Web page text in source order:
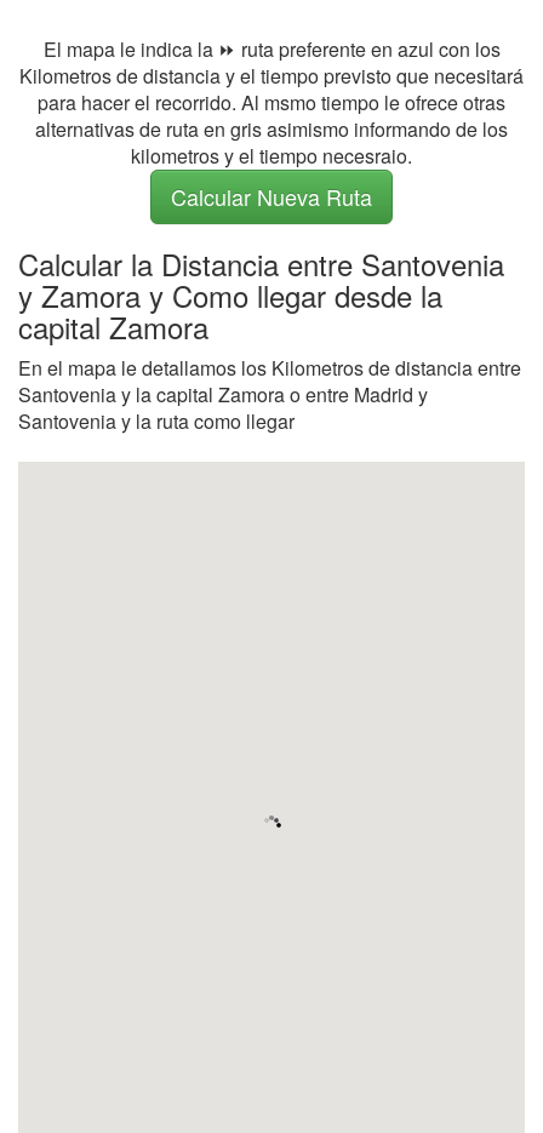
El mapa le indica la ⏩ ruta preferente en azul con los
Kilometros de distancia y el tiempo previsto que necesitará
para hacer el recorrido. Al msmo tiempo le ofrece otras
alternativas de ruta en gris asimismo informando de los
kilometros y el tiempo necesraio.
Calcular Nueva Ruta
Calcular la Distancia entre Santovenia
y Zamora y Como llegar desde la
capital Zamora
En el mapa le detallamos los Kilometros de distancia entre
Santovenia y la capital Zamora o entre Madrid y
Santovenia y la ruta como llegar